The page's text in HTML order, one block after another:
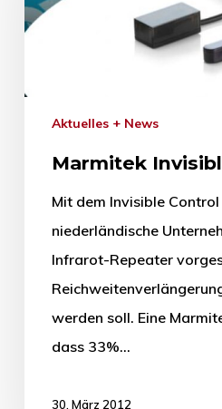
Aktuelles + News
Marmitek
Mit dem Invisible
niederländische
Infrarot-Repeater
werden soll. Eine
dass 33%…
30. März 2012